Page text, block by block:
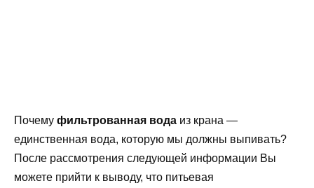
Почему фильтрованная вода из крана —
единственная вода, которую мы должны выпивать?
После рассмотрения следующей информации Вы
можете прийти к выводу, что питьевая